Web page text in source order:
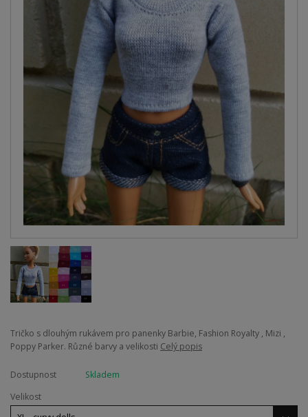
Tričko s dlouhým rukávem pro panenky Barbie, Fashion Royalty , Mizi ,
Poppy Parker. Různé barvy a velikosti Celý popis
Dostupnost
Skladem
Velikost